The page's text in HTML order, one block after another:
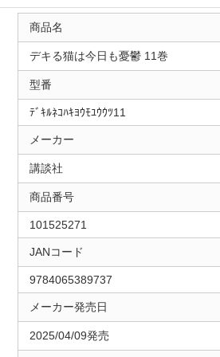
商品名
デキる猫は今日も憂鬱 11巻
型番
ﾃﾞｷﾙﾈｺﾊｷﾖｳﾓﾕｳｳﾂ11
メーカー
講談社
商品番号
101525271
JANコード
9784065389737
メーカー発売日
2025/04/09発売